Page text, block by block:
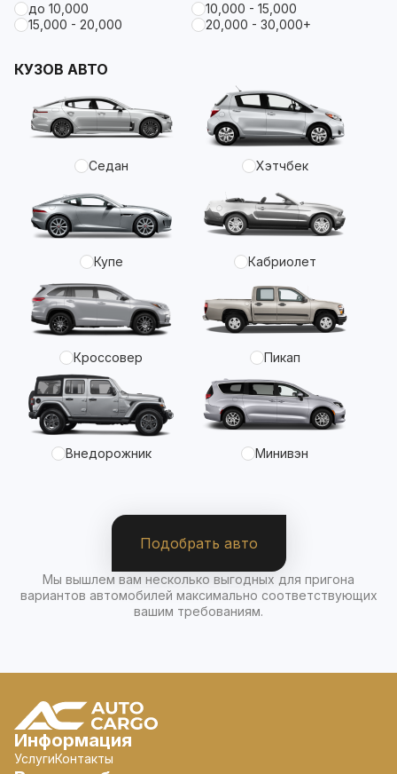
до 10,000
10,000 - 15,000
15,000 - 20,000
20,000 - 30,000+
КУЗОВ АВТО
Седан Хэтчбек
Купе Кабриолет
Кроссовер Пикап
Внедорожник Минивэн
Подобрать авто
Мы вышлем вам несколько выгодных для пригона
вариантов автомобилей максимально соответствующих
вашим требованиям.
Информация
УслугиКонтакты